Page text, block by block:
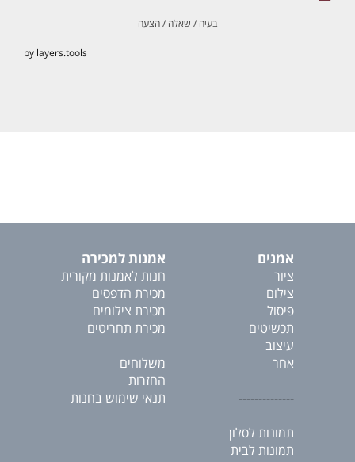
בעיה / שאלה / הצעה
by layers.tools
אמנים
ציור
צילום
פיסול
תכשיטים
עיצוב
אחר
--------------
תמונות לסלון
תמונות לבית
אמנות למכירה
חנות לאמנות מקורית
מכירת הדפסים
מכירת צילומים
מכירת תחריטים
משלוחים
החזרות
תנאי שימוש בחנות